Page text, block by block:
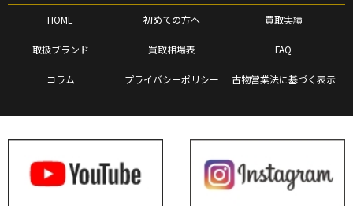
HOME 初めての方へ 買取実績
取扱ブランド 買取相場表 FAQ
コラム プライバシーポリシー 古物営業法に基づく表示